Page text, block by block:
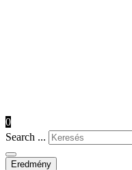
0
Search ...
Eredmény